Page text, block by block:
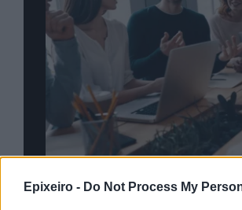
Epixeiro - Do Not Process My
TP Greece: Πώς
μέλλον του Insurance στην